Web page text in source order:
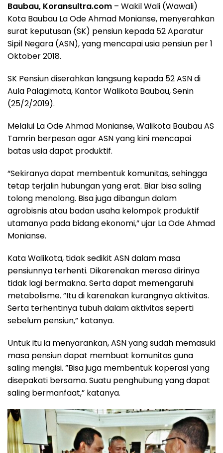
Baubau, Koransultra.com – Wakil Wali (Wawali)
Kota Baubau La Ode Ahmad Monianse, menyerahkan
surat keputusan (SK) pensiun kepada 52 Aparatur
Sipil Negara (ASN), yang mencapai usia pensiun per 1
Oktober 2018.
SK Pensiun diserahkan langsung kepada 52 ASN di
Aula Palagimata, Kantor Walikota Baubau, Senin
(25/2/2019).
Melalui La Ode Ahmad Monianse, Walikota Baubau AS
Tamrin berpesan agar ASN yang kini mencapai
batas usia dapat produktif.
“Sekiranya dapat membentuk komunitas, sehingga
tetap terjalin hubungan yang erat. Biar bisa saling
tolong menolong. Bisa juga dibangun dalam
agrobisnis atau badan usaha kelompok produktif
utamanya pada bidang ekonomi,” ujar La Ode Ahmad
Monianse.
Kata Walikota, tidak sedikit ASN dalam masa
pensiunnya terhenti. Dikarenakan merasa dirinya
tidak lagi bermakna. Serta dapat memengaruhi
metabolisme. ”Itu di karenakan kurangnya aktivitas.
Serta terhentinya tubuh dalam aktivitas seperti
sebelum pensiun,” katanya.
Untuk itu ia menyarankan, ASN yang sudah memasuki
masa pensiun dapat membuat komunitas guna
saling mengisi. ”Bisa juga membentuk koperasi yang
disepakati bersama. Suatu penghubung yang dapat
saling bermanfaat,” katanya.